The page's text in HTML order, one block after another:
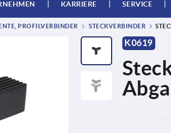
KARRIERE SERVICE
PROFILVERBINDER STECKVERBINDER
K0619